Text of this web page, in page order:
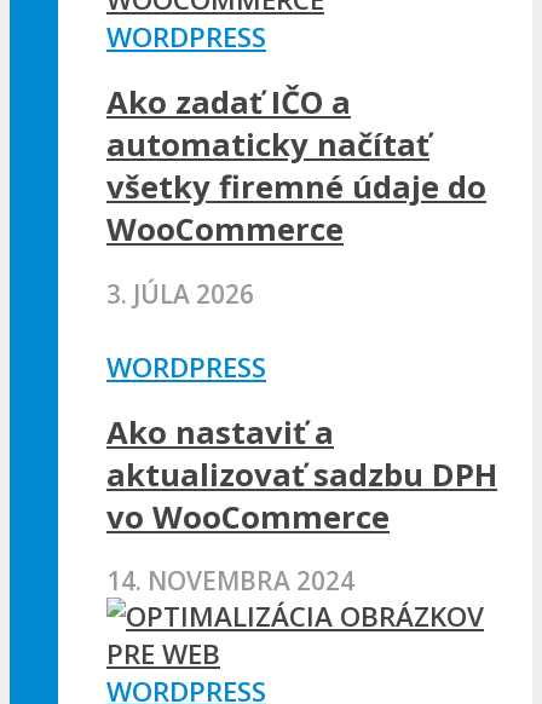
WORDPRESS
Ako zadať IČO a
automaticky načítať
všetky firemné údaje do
WooCommerce
3. JÚLA 2026
WORDPRESS
Ako nastaviť a
aktualizovať sadzbu DPH
vo WooCommerce
14. NOVEMBRA 2024
WORDPRESS